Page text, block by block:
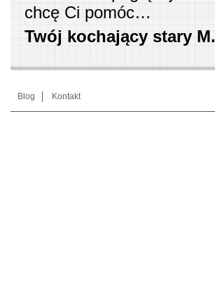
chcę Ci pomóc…
Twój kochający stary M.
Blog Kontakt